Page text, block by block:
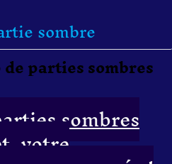
sombre
parties sombres
sombres
votre